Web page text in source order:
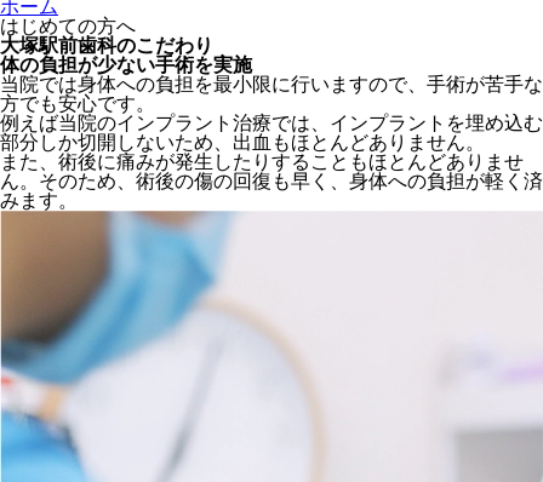
ホーム
はじめての方へ
大塚駅前歯科のこだわり
体の負担が少ない手術を実施
当院では身体への負担を最小限に行いますので、手術が苦手な
方でも安心です。
例えば当院のインプラント治療では、インプラントを埋め込む
部分しか切開しないため、出血もほとんどありません。
また、術後に痛みが発生したりすることもほとんどありませ
ん。そのため、術後の傷の回復も早く、身体への負担が軽く済
みます。